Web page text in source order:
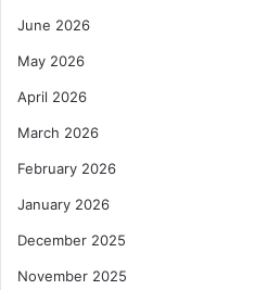
June 2026
May 2026
April 2026
March 2026
February 2026
January 2026
December 2025
November 2025